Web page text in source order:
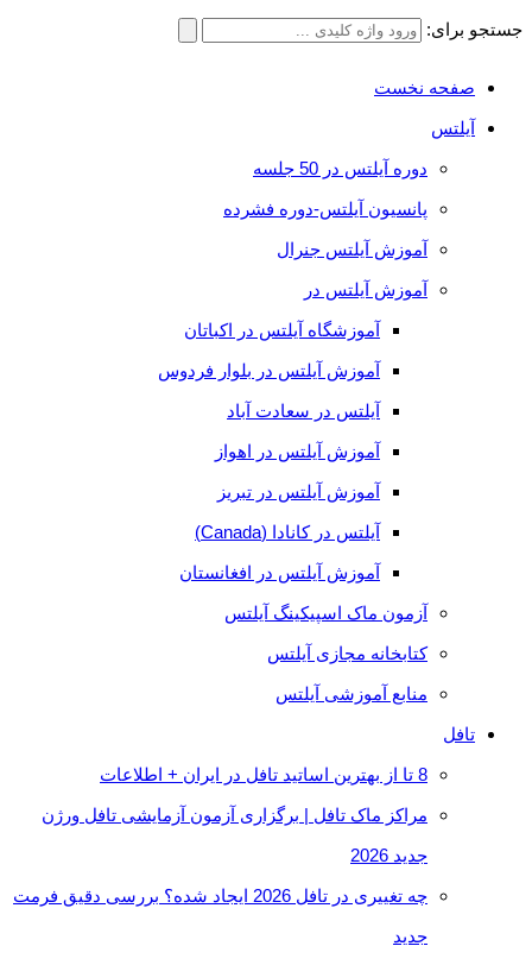
جستجو برای:
صفحه نخست
آیلتس
دوره آیلتس در 50 جلسه
پانسیون آیلتس-دوره فشرده
آموزش آیلتس جنرال
آموزش آیلتس در
آموزشگاه آیلتس در اکباتان
آموزش آیلتس در بلوار فردوس
آیلتس در سعادت آباد
آموزش آیلتس در اهواز
آموزش آیلتس در تبریز
آیلتس در کانادا (Canada)
آموزش آیلتس در افغانستان
آزمون ماک اسپیکینگ آیلتس
کتابخانه مجازی آیلتس
منابع آموزشی آیلتس
تافل
8 تا از بهترین اساتید تافل در ایران + اطلاعات
مراکز ماک تافل | برگزاری آزمون آزمایشی تافل ورژن
جدید 2026
چه تغییری در تافل 2026 ایجاد شده؟ بررسی دقیق فرمت
جدید